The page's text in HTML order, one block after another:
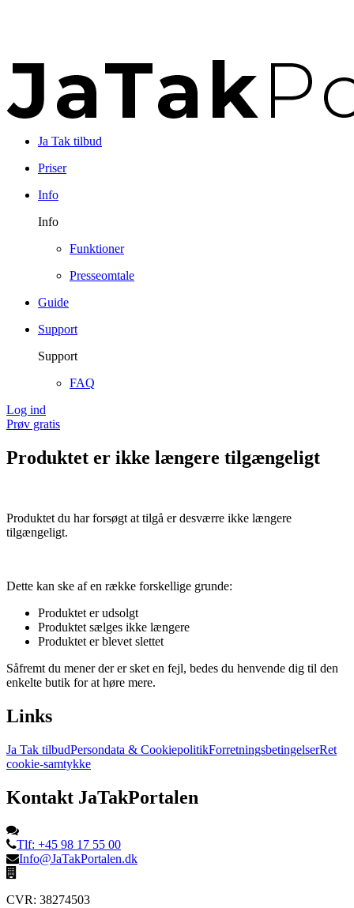
Ja Tak tilbud
Priser
Info
Info
Funktioner
Presseomtale
Guide
Support
Support
FAQ
Log ind
Prøv gratis
Produktet er ikke længere tilgængeligt
Produktet du har forsøgt at tilgå er desværre ikke længere
tilgængeligt.
Dette kan ske af en række forskellige grunde:
Produktet er udsolgt
Produktet sælges ikke længere
Produktet er blevet slettet
Såfremt du mener der er sket en fejl, bedes du henvende dig til den
enkelte butik for at høre mere.
Links
Ja Tak tilbudPersondata & CookiepolitikForretningsbetingelserRet
cookie-samtykke
Kontakt JaTakPortalen
Tlf: +45 98 17 55 00
Info@JaTakPortalen.dk
CVR: 38274503